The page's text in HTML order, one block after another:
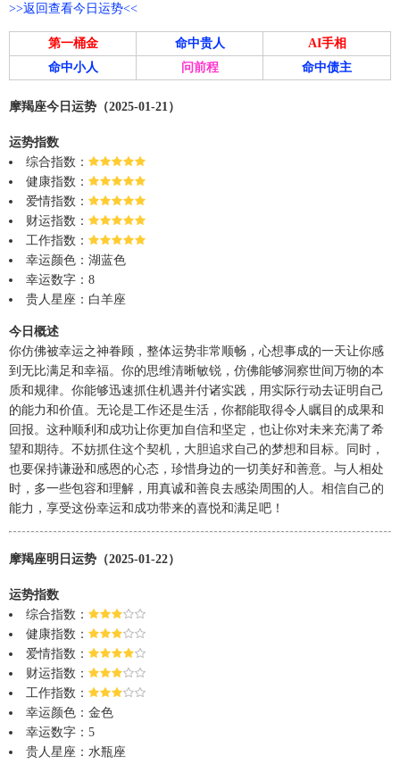
>>返回查看今日运势<<
第一桶金 命中贵人
AI手相
命中小人
问前程 命中债主
摩羯座今日运势（2025-01-21）
运势指数
综合指数：
健康指数：
爱情指数：
财运指数：
工作指数：
幸运颜色：湖蓝色
幸运数字：8
贵人星座：白羊座
今日概述
你仿佛被幸运之神眷顾，整体运势非常顺畅，心想事成的一天让你感
到无比满足和幸福。你的思维清晰敏锐，仿佛能够洞察世间万物的本
质和规律。你能够迅速抓住机遇并付诸实践，用实际行动去证明自己
的能力和价值。无论是工作还是生活，你都能取得令人瞩目的成果和
回报。这种顺利和成功让你更加自信和坚定，也让你对未来充满了希
望和期待。不妨抓住这个契机，大胆追求自己的梦想和目标。同时，
也要保持谦逊和感恩的心态，珍惜身边的一切美好和善意。与人相处
时，多一些包容和理解，用真诚和善良去感染周围的人。相信自己的
能力，享受这份幸运和成功带来的喜悦和满足吧！
摩羯座明日运势（2025-01-22）
运势指数
综合指数：
健康指数：
爱情指数：
财运指数：
工作指数：
幸运颜色：金色
幸运数字：5
贵人星座：水瓶座